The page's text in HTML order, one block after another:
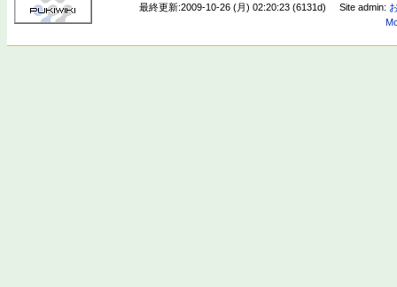
最終更新:2009-10-26 (月) 02:20:23 (6131d) Site admin: